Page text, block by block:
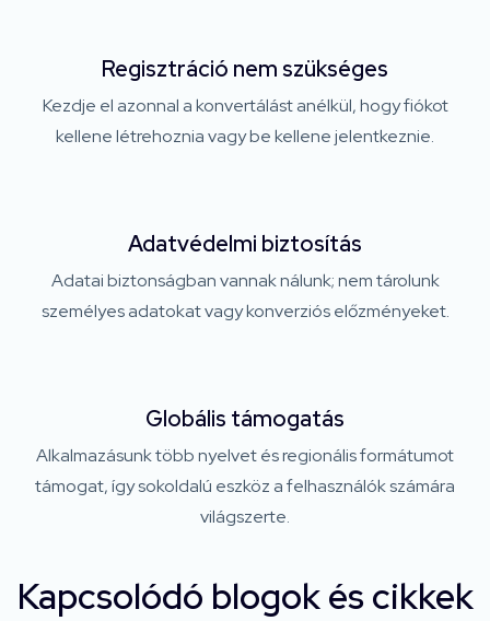
Regisztráció nem szükséges
Kezdje el azonnal a konvertálást anélkül, hogy fiókot
kellene létrehoznia vagy be kellene jelentkeznie.
Adatvédelmi biztosítás
Adatai biztonságban vannak nálunk; nem tárolunk
személyes adatokat vagy konverziós előzményeket.
Globális támogatás
Alkalmazásunk több nyelvet és regionális formátumot
támogat, így sokoldalú eszköz a felhasználók számára
világszerte.
Kapcsolódó blogok és cikkek